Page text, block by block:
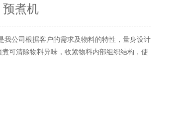
预煮机
我公司根据客户的需求及物料的特性，量身设计
可清除物料异味，收紧物料内部组织结构，使